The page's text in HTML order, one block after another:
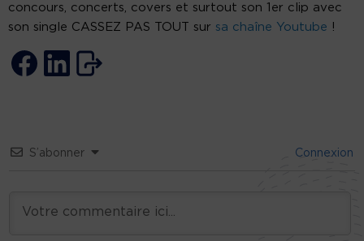
concours, concerts, covers et surtout son 1er clip avec
son single CASSEZ PAS TOUT sur sa chaîne Youtube !
S’abonner Connexion